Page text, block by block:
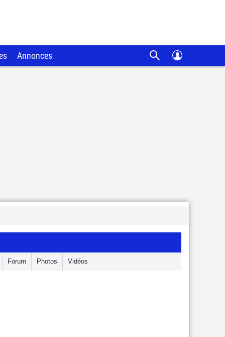
Annonces
Forum Photos Vidéos